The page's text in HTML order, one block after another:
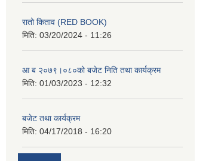
रातो किताव (RED BOOK)
मिति: 03/20/2024 - 11:26
आ ब २०७९।०८०को बजेट निति तथा कार्यक्रम
मिति: 01/03/2023 - 12:32
बजेट तथा कार्यक्रम
मिति: 04/17/2018 - 16:20